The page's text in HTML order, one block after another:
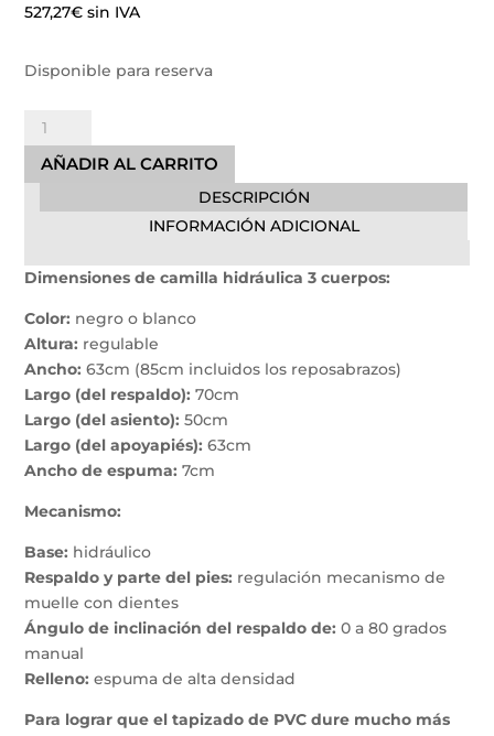
527,27€ sin IVA
Disponible para reserva
Camilla
Hidráulica
AÑADIR AL CARRITO
DESCRIPCIÓN
INFORMACIÓN ADICIONAL
Dimensiones de camilla hidráulica 3 cuerpos:
Color: negro o blanco
Altura: regulable
Ancho: 63cm (85cm incluidos los reposabrazos)
Largo (del respaldo): 70cm
Largo (del asiento): 50cm
Largo (del apoyapiés): 63cm
Ancho de espuma: 7cm
Mecanismo:
Base: hidráulico
Respaldo y parte del pies: regulación mecanismo de
muelle con dientes
Ángulo de inclinación del respaldo de: 0 a 80 grados
manual
Relleno: espuma de alta densidad
Para lograr que el tapizado de PVC dure mucho más